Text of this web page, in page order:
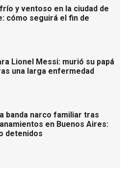
y ventoso en la ciudad de
cómo seguirá el fin de
Lionel Messi: murió su papá
una larga enfermedad
banda narco familiar tras
en Buenos Aires:
detenidos